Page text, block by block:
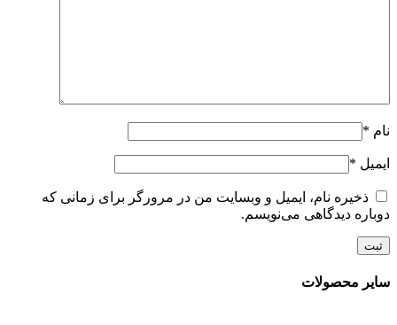
نام *
ایمیل *
ذخیره نام، ایمیل و وبسایت من در مرورگر برای زمانی که
دوباره دیدگاهی می‌نویسم.
سایر محصولات